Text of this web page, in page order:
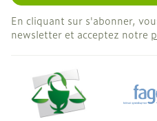
En cliquant sur s'abonner,
newsletter et acceptez notre